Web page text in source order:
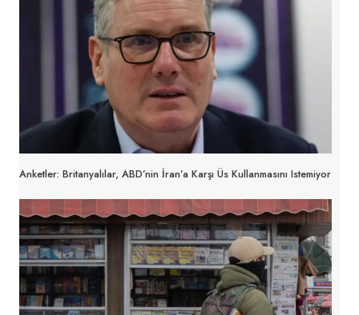
Anketler: Britanyalılar, ABD’nin İran’a Karşı Üs Kullanmasını Istemiyor